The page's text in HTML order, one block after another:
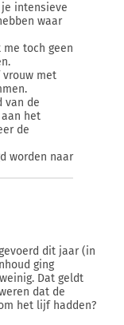
intensieve
waar
toch geen
vrouw met
van de
het
de
worden naar
dit jaar (in
ging
Dat geldt
dat de
het lijf hadden?